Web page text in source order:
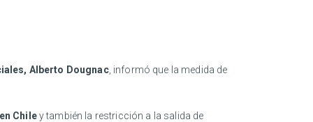
Alberto Dougnac, informó que la medida de
Chiley también la restricción a la salida de